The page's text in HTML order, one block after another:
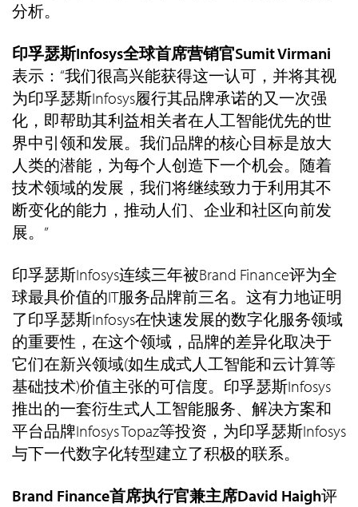
分析。
印孚瑟斯Infosys全球首席营销官Sumit Virmani
表示：“我们很高兴能获得这一认可，并将其视
为印孚瑟斯Infosys履行其品牌承诺的又一次强
化，即帮助其利益相关者在人工智能优先的世
界中引领和发展。我们品牌的核心目标是放大
人类的潜能，为每个人创造下一个机会。随着
技术领域的发展，我们将继续致力于利用其不
断变化的能力，推动人们、企业和社区向前发
展。”
印孚瑟斯Infosys连续三年被Brand Finance评为全
球最具价值的IT服务品牌前三名。这有力地证明
了印孚瑟斯Infosys在快速发展的数字化服务领域
的重要性，在这个领域，品牌的差异化取决于
它们在新兴领域(如生成式人工智能和云计算等
基础技术)价值主张的可信度。印孚瑟斯Infosys
推出的一套衍生式人工智能服务、解决方案和
平台品牌Infosys Topaz等投资，为印孚瑟斯Infosys
与下一代数字化转型建立了积极的联系。
Brand Finance首席执行官兼主席David Haigh评